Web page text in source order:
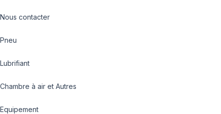
Nous contacter
Pneu
Lubrifiant
Chambre à air et Autres
Equipement